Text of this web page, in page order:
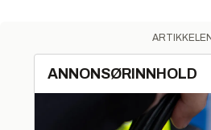
ANNONSØRINNHOLD